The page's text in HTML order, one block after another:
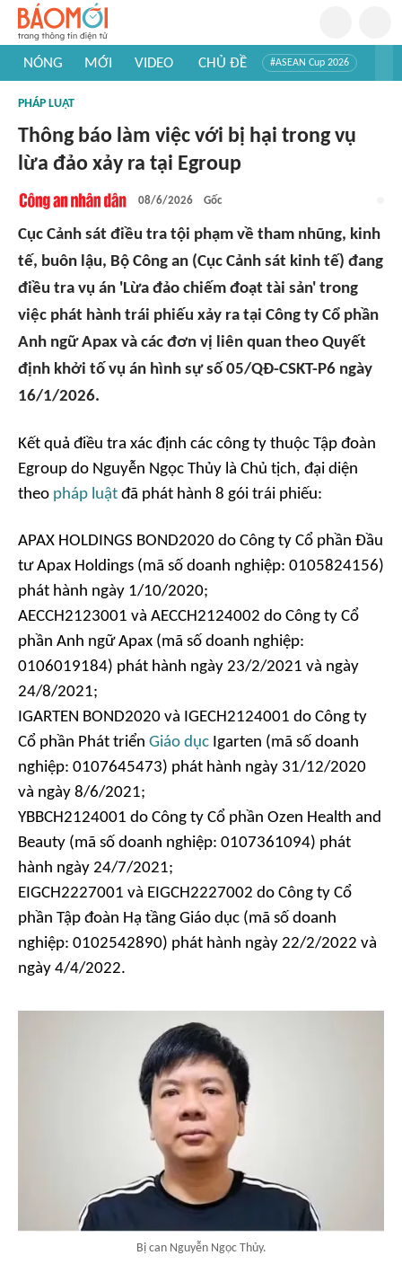
NÓNG MỚI VIDEO CHỦ ĐỀ #ASEAN Cup 2026
#Khám phá thế giới
PHÁP LUẬT
Thông báo làm việc với bị hại trong vụ
lừa đảo xảy ra tại Egroup
08/6/2026 Gốc
Cục Cảnh sát điều tra tội phạm về tham nhũng, kinh
tế, buôn lậu, Bộ Công an (Cục Cảnh sát kinh tế) đang
điều tra vụ án 'Lừa đảo chiếm đoạt tài sản' trong
việc phát hành trái phiếu xảy ra tại Công ty Cổ phần
Anh ngữ Apax và các đơn vị liên quan theo Quyết
định khởi tố vụ án hình sự số 05/QĐ-CSKT-P6 ngày
16/1/2026.
Kết quả điều tra xác định các công ty thuộc Tập đoàn
Egroup do Nguyễn Ngọc Thủy là Chủ tịch, đại diện
theo pháp luật đã phát hành 8 gói trái phiếu:
APAX HOLDINGS BOND2020 do Công ty Cổ phần Đầu
tư Apax Holdings (mã số doanh nghiệp: 0105824156)
phát hành ngày 1/10/2020;
AECCH2123001 và AECCH2124002 do Công ty Cổ
phần Anh ngữ Apax (mã số doanh nghiệp:
0106019184) phát hành ngày 23/2/2021 và ngày
24/8/2021;
IGARTEN BOND2020 và IGECH2124001 do Công ty
Cổ phần Phát triển Giáo dục Igarten (mã số doanh
nghiệp: 0107645473) phát hành ngày 31/12/2020
và ngày 8/6/2021;
YBBCH2124001 do Công ty Cổ phần Ozen Health and
Beauty (mã số doanh nghiệp: 0107361094) phát
hành ngày 24/7/2021;
EIGCH2227001 và EIGCH2227002 do Công ty Cổ
phần Tập đoàn Hạ tầng Giáo dục (mã số doanh
nghiệp: 0102542890) phát hành ngày 22/2/2022 và
ngày 4/4/2022.
Bị can Nguyễn Ngọc Thủy.